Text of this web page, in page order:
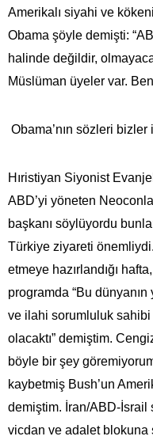
Amerikalı siyahi ve
Obama şöyle demişti:
halinde değildir,
Müslüman üyeler var.
Obama’nın sözleri
Hıristiyan Siyonist
ABD’yi yöneten
başkanı söylüyordu
Türkiye ziyareti önemliydi.
etmeye hazırlandığı
programda “Bu
ve ilahi sorumluluk
olacaktı” demiştim.
böyle bir şey
kaybetmiş Bush’un
demiştim. İran/ABD-İsrail
vicdan ve adalet blokuna